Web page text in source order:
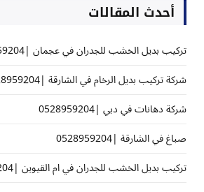
أحدث المقالات
تركيب بديل الخشب للجدران في عجمان |0528959204
شركة تركيب بديل الرخام في الشارقة |0528959204
شركة دهانات في دبي |0528959204
صباغ في الشارقة |0528959204
تركيب بديل الخشب للجدران في ام القيوين |0528959204